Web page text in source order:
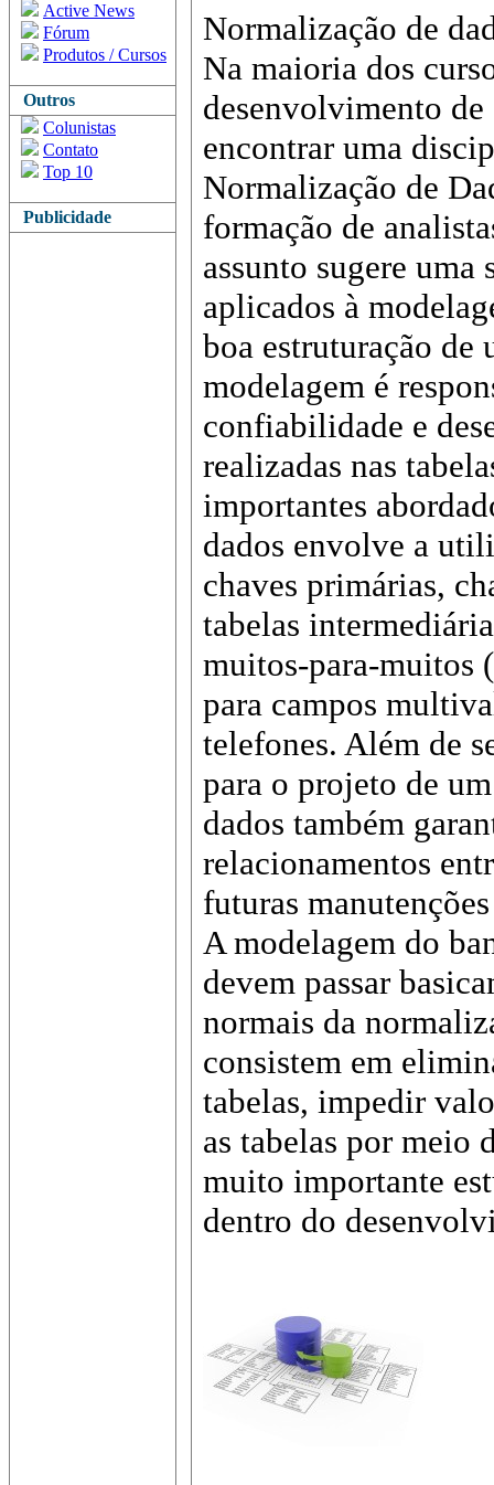
Active News
Fórum
Produtos / Cursos
Outros
Colunistas
Contato
Top 10
Publicidade
Normalização de
Na maioria dos
desenvolvimento de
encontrar uma
Normalização de
formação de
assunto sugere uma
aplicados à
boa estruturação de
modelagem é
confiabilidade e
realizadas nas
importantes
dados envolve a
chaves primárias,
tabelas
muitos-para-muitos
para campos
telefones. Além de
para o projeto de
dados também
relacionamentos
futuras
A modelagem do
devem passar
normais da
consistem em
tabelas, impedir
as tabelas por meio
muito importante
dentro do